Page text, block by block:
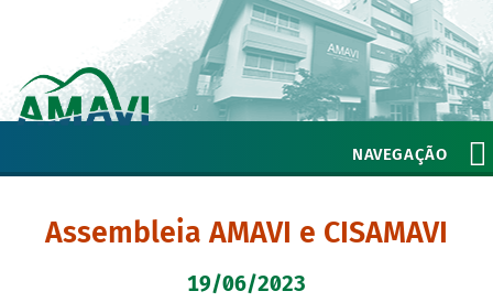
NAVEGAÇÃO
Assembleia AMAVI e CISAMAVI
19/06/2023